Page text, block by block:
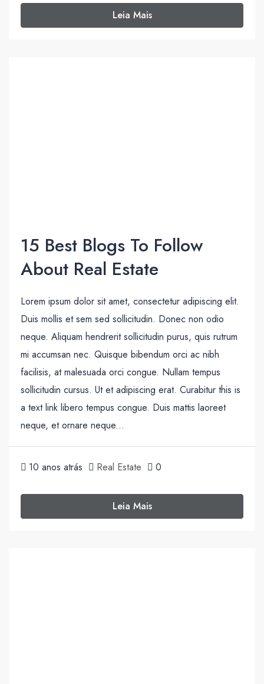
Leia Mais
15 Best Blogs To Follow
About Real Estate
Lorem ipsum dolor sit amet, consectetur adipiscing elit.
Duis mollis et sem sed sollicitudin. Donec non odio
neque. Aliquam hendrerit sollicitudin purus, quis rutrum
mi accumsan nec. Quisque bibendum orci ac nibh
facilisis, at malesuada orci congue. Nullam tempus
sollicitudin cursus. Ut et adipiscing erat. Curabitur this is
a text link libero tempus congue. Duis mattis laoreet
neque, et ornare neque...
10 anos atrás Real Estate 0
Leia Mais